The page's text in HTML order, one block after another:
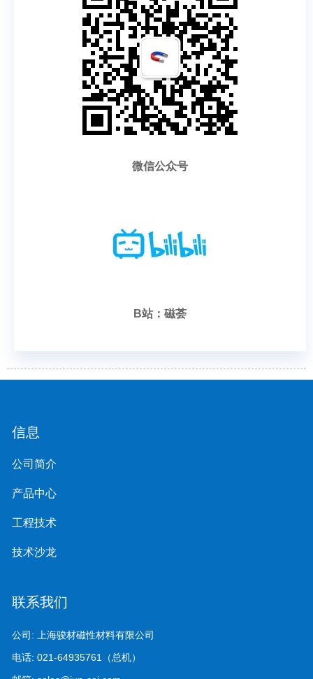
微信公众号
B站：磁荟
信息
公司简介
产品中心
工程技术
技术沙龙
联系我们
公司:
上海骏材磁性材料有限公司
电话:021-64935761（总机）